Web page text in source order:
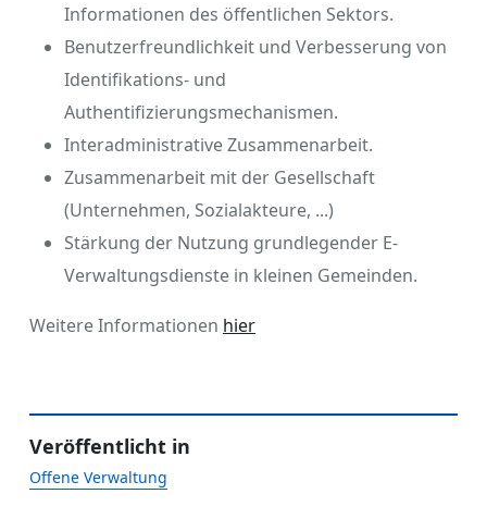
Informationen des öffentlichen Sektors.
Benutzerfreundlichkeit und Verbesserung von
Identifikations- und
Authentifizierungsmechanismen.
Interadministrative Zusammenarbeit.
Zusammenarbeit mit der Gesellschaft
(Unternehmen, Sozialakteure, ...)
Stärkung der Nutzung grundlegender E-
Verwaltungsdienste in kleinen Gemeinden.
Weitere Informationen hier
Veröffentlicht in
Offene Verwaltung